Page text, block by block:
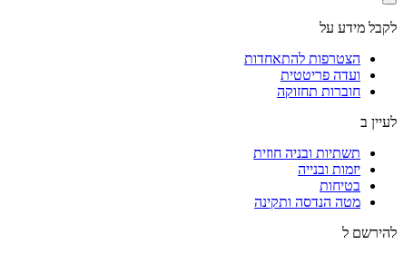
לקבל מידע על
הצטרפות להתאחדות
ועדה פריטטית
חוברות תחזוקה
לעיין ב
תשתיות ובניה חוזית
יזמות ובנייה
בטיחות
מטה הנדסה ותקינה
להירשם ל